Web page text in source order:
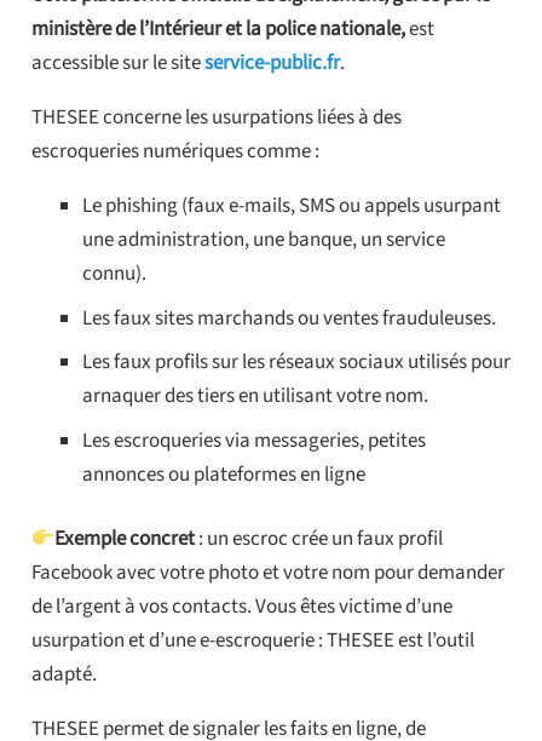
ministère de l’Intérieur et la police nationale,est
accessible sur le siteservice-public.fr.
THESEE concerne les usurpations liées à des
escroqueries numériques comme :
Le phishing (faux e-mails, SMS ou appels usurpant
une administration, une banque, un service
connu).
Les faux sites marchands ou ventes frauduleuses.
Les faux profils sur les réseaux sociaux utilisés pour
arnaquer des tiers en utilisant votre nom.
Les escroqueries via messageries, petites
annonces ou plateformes en ligne
Exemple concret: un escroc crée un faux profil
Facebook avec votre photo et votre nom pour demander
de l’argent à vos contacts. Vous êtes victime d’une
usurpation et d’une e-escroquerie : THESEE est l’outil
adapté.
THESEE permet de signaler les faits en ligne, de